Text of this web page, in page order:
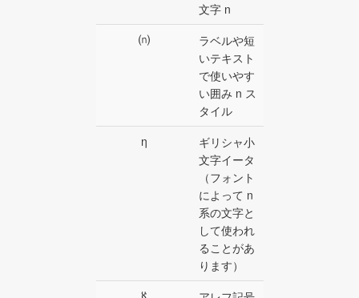
文字 n
⒩
ラベルや短
いテキスト
で使いやす
い囲み n ス
タイル
η
ギリシャ小
文字イータ
（フォント
によって n
系の文字と
して使われ
ることがあ
ります）